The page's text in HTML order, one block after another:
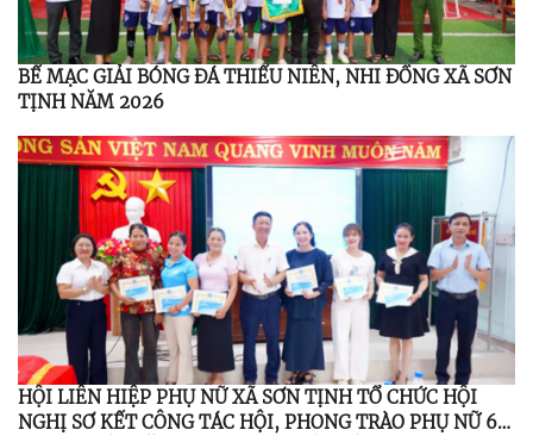
BẾ MẠC GIẢI BÓNG ĐÁ THIẾU NIÊN, NHI ĐỒNG XÃ SƠN
TỊNH NĂM 2026
HỘI LIÊN HIỆP PHỤ NỮ XÃ SƠN TỊNH TỔ CHỨC HỘI
NGHỊ SƠ KẾT CÔNG TÁC HỘI, PHONG TRÀO PHỤ NỮ 6